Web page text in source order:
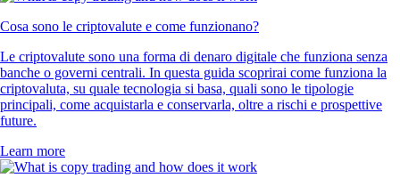
Cosa sono le criptovalute e come funzionano?
Le criptovalute sono una forma di denaro digitale che funziona senza
banche o governi centrali. In questa guida scoprirai come funziona la
criptovaluta, su quale tecnologia si basa, quali sono le tipologie
principali, come acquistarla e conservarla, oltre a rischi e prospettive
future.
Learn more